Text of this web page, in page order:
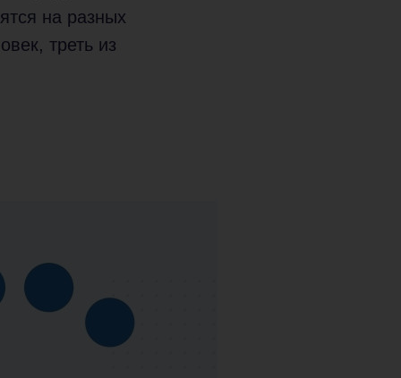
на разных
треть из